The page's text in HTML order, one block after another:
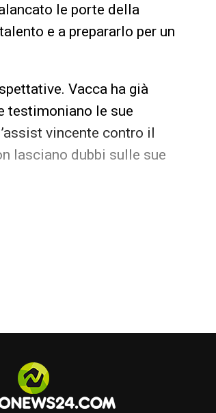
le porte della
e a prepararlo per un
Vacca ha già
testimoniano le sue
vincente contro il
lasciano dubbi sulle sue
già preparato il terreno
ha «preparato il rinnovo